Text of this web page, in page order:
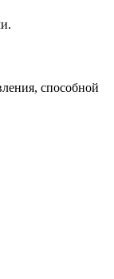
способной